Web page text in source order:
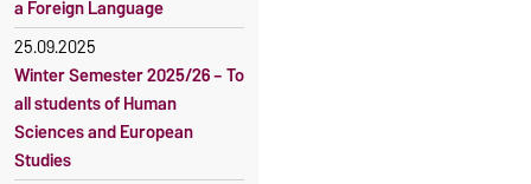
a Foreign Language
25.09.2025
Winter Semester 2025/26 – To
all students of Human
Sciences and European
Studies